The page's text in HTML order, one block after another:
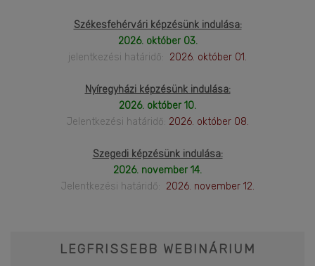
Székesfehérvári képzésünk indulása:
2026. október 03.
jelentkezési határidő: 2026. október 01.
Nyíregyházi képzésünk indulása:
2026. október 10.
Jelentkezési határidő: 2026. október 08.
Szegedi képzésünk indulása:
2026. november 14.
Jelentkezési határidő: 2026. november 12.
LEGFRISSEBB WEBINÁRIUM